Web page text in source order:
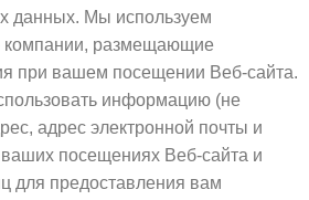
данных. Мы используем
компании, размещающие
при вашем посещении Веб-сайта.
информацию (не
адрес электронной почты и
посещениях Веб-сайта и
для предоставления вам